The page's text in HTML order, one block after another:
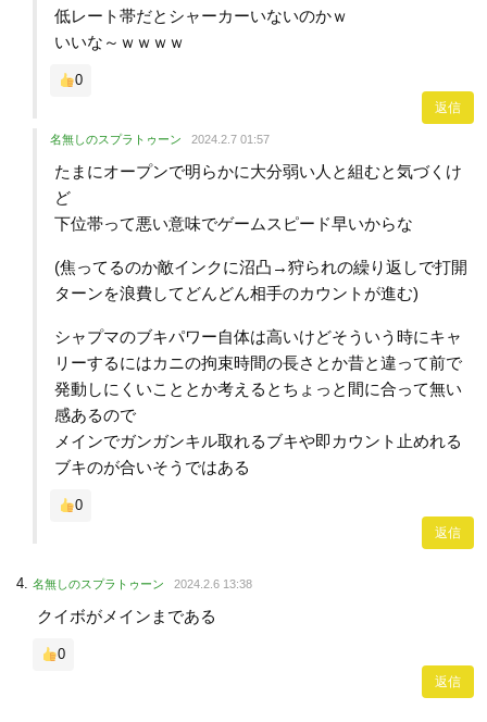
低レート帯だとシャーカーいないのかｗ
いいな～ｗｗｗｗ
0
返信
名無しのスプラトゥーン 2024.2.7 01:57
たまにオープンで明らかに大分弱い人と組むと気づくけ
ど
下位帯って悪い意味でゲームスピード早いからな
(焦ってるのか敵インクに沼凸→狩られの繰り返しで打開
ターンを浪費してどんどん相手のカウントが進む)
シャプマのブキパワー自体は高いけどそういう時にキャ
リーするにはカニの拘束時間の長さとか昔と違って前で
発動しにくいこととか考えるとちょっと間に合って無い
感あるので
メインでガンガンキル取れるブキや即カウント止めれる
ブキのが合いそうではある
0
返信
名無しのスプラトゥーン 2024.2.6 13:38
クイボがメインまである
0
返信